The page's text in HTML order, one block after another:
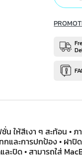
ให้สีเงา ๆ สะท้อน •
กและการปกป้อง • ฝ
ปิด • สามารถใส่